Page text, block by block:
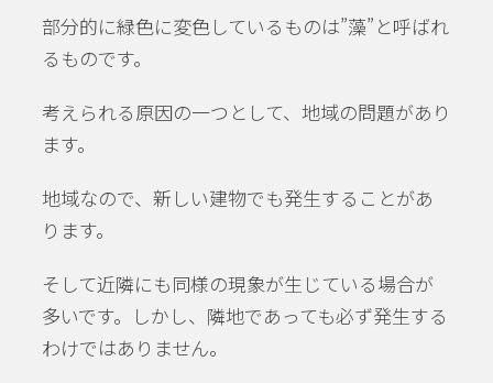
部分的に緑色に変色しているものは”藻”と呼ばれ
るものです。
考えられる原因の一つとして、地域の問題があり
ます。
地域なので、新しい建物でも発生することがあ
ります。
そして近隣にも同様の現象が生じている場合が
多いです。しかし、隣地であっても必ず発生する
わけではありません。